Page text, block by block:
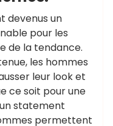
devenus un
pour les
de la tendance.
les hommes
leur look et
ce soit pour une
statement
permettent